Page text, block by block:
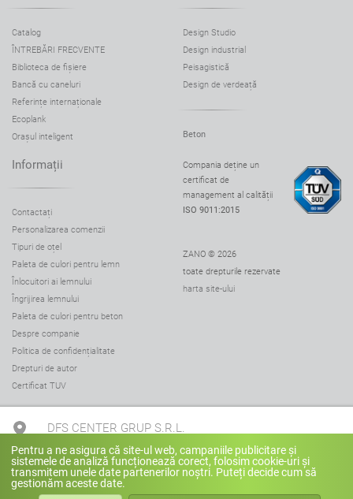
Catalog
ÎNTREBĂRI FRECVENTE
Biblioteca de fișiere
Bancă cu caneluri
Referințe internaționale
Ecoplank
Orașul inteligent
Design Studio
Design industrial
Peisagistică
Design de verdeață
Beton
Informații
Contactați
Personalizarea comenzii
Tipuri de oțel
Paleta de culori pentru lemn
Înlocuitori ai lemnului
Îngrijirea lemnului
Paleta de culori pentru beton
Despre companie
Politica de confidențialitate
Drepturi de autor
Certificat TUV
Compania deține un
certificat de
management al calității
ISO 9011:2015
ZANO © 2026
toate drepturile rezervate
harta site-ului
DFS CENTER GRUP S.R.L.
+40 73070918
Pentru a ne asigura că site-ul web, campaniile publicitare și
sistemele de analiză funcționează corect, folosim cookie-uri și
transmitem unele date partenerilor noștri. Puteți decide cum să
gestionăm aceste date.